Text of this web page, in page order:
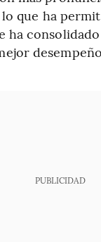
lo que ha
ha
PUBLICIDAD